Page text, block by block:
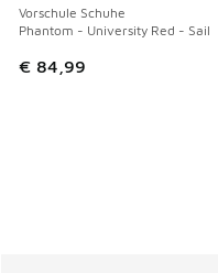
Vorschule Schuhe
Phantom - University Red - Sail
€ 84,99